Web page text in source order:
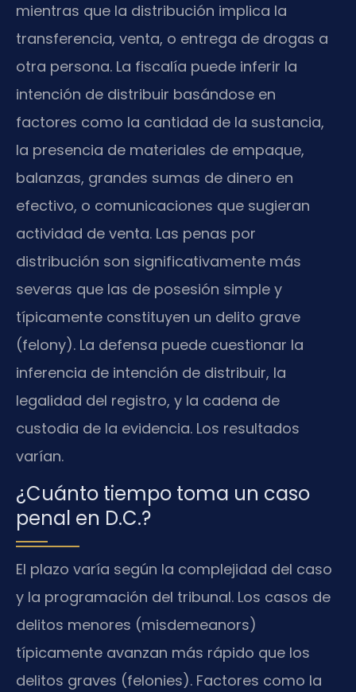
mientras que la distribución implica la
transferencia, venta, o entrega de drogas a
otra persona. La fiscalía puede inferir la
intención de distribuir basándose en
factores como la cantidad de la sustancia,
la presencia de materiales de empaque,
balanzas, grandes sumas de dinero en
efectivo, o comunicaciones que sugieran
actividad de venta. Las penas por
distribución son significativamente más
severas que las de posesión simple y
típicamente constituyen un delito grave
(felony). La defensa puede cuestionar la
inferencia de intención de distribuir, la
legalidad del registro, y la cadena de
custodia de la evidencia. Los resultados
varían.
¿Cuánto tiempo toma un caso
penal en D.C.?
El plazo varía según la complejidad del caso
y la programación del tribunal. Los casos de
delitos menores (misdemeanors)
típicamente avanzan más rápido que los
delitos graves (felonies). Factores como la